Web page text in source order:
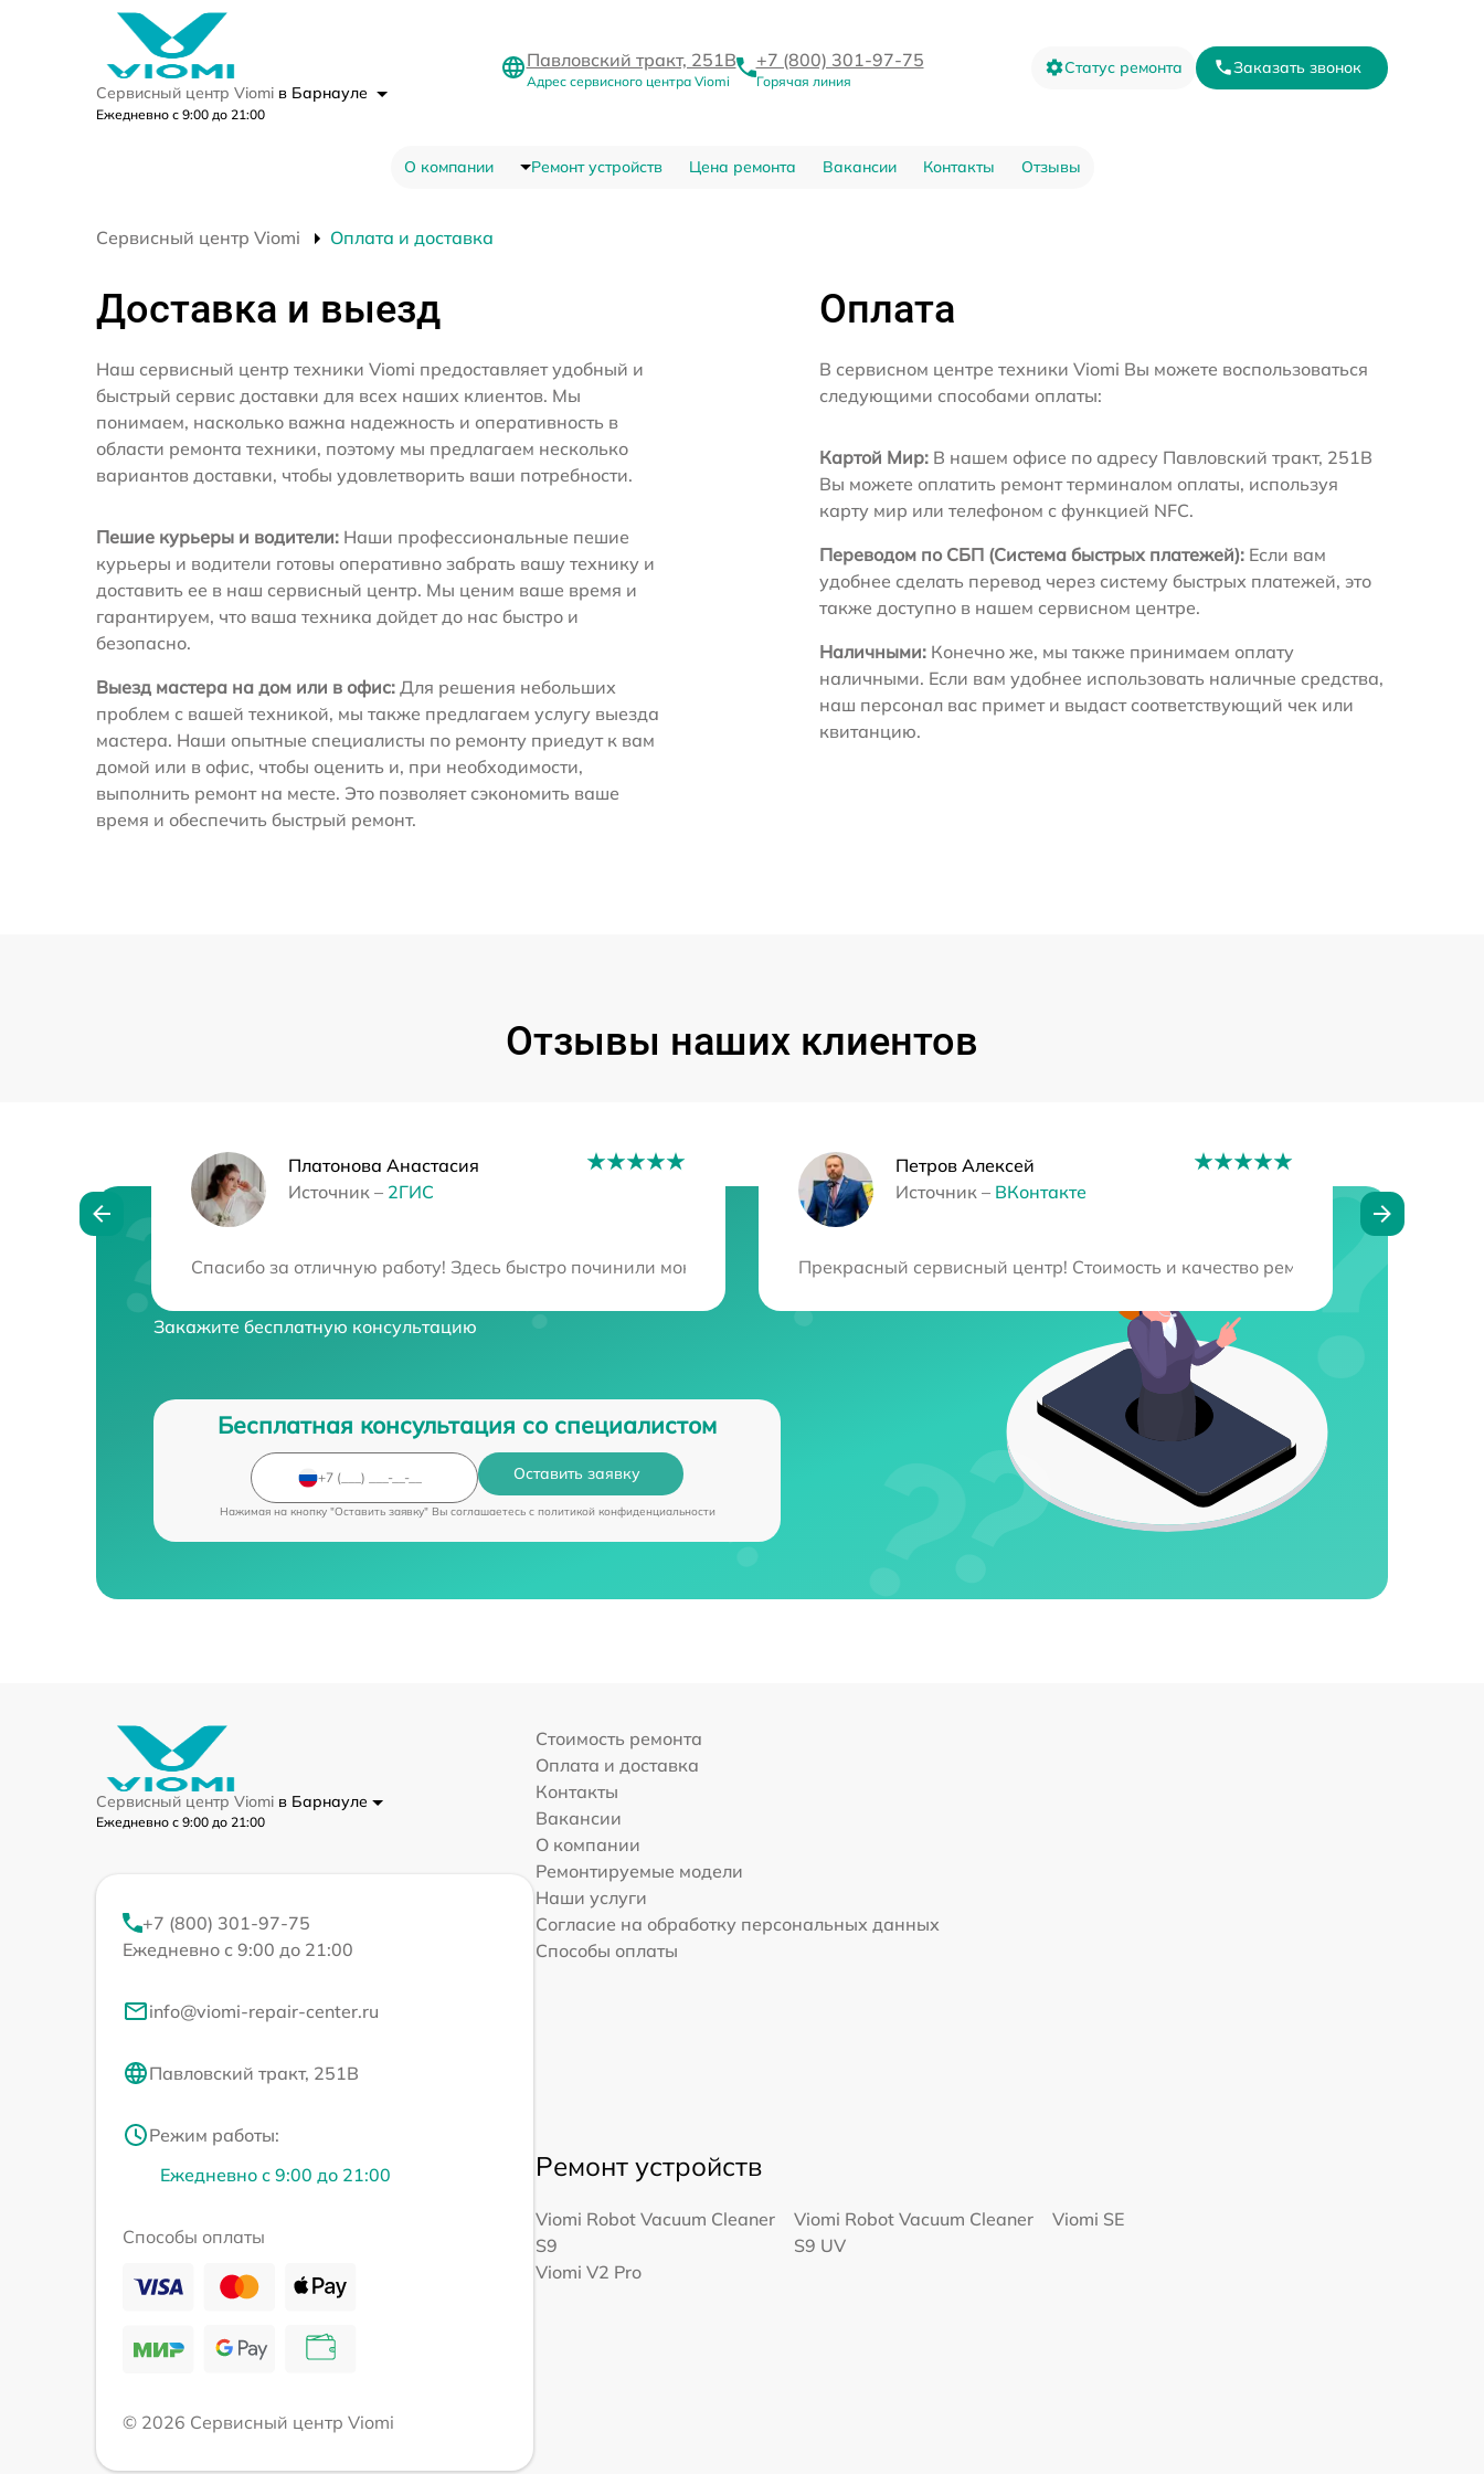
Сервисный центр Viomi в Барнауле
Ежедневно с 9:00 до 21:00
Павловский тракт, 251В
Адрес сервисного центра Viomi
+7 (800) 301-97-75
Горячая линия
Статус ремонта Заказать звонок
О компании Ремонт устройств Цена ремонта Вакансии Контакты Отзывы
Сервисный центр Viomi Оплата и доставка
Доставка и выезд
Наш сервисный центр техники Viomi предоставляет удобный и
быстрый сервис доставки для всех наших клиентов. Мы
понимаем, насколько важна надежность и оперативность в
области ремонта техники, поэтому мы предлагаем несколько
вариантов доставки, чтобы удовлетворить ваши потребности.
Пешие курьеры и водители: Наши профессиональные пешие
курьеры и водители готовы оперативно забрать вашу технику и
доставить ее в наш сервисный центр. Мы ценим ваше время и
гарантируем, что ваша техника дойдет до нас быстро и
безопасно.
Выезд мастера на дом или в офис: Для решения небольших
проблем с вашей техникой, мы также предлагаем услугу выезда
мастера. Наши опытные специалисты по ремонту приедут к вам
домой или в офис, чтобы оценить и, при необходимости,
выполнить ремонт на месте. Это позволяет сэкономить ваше
время и обеспечить быстрый ремонт.
Оплата
В сервисном центре техники Viomi Вы можете воспользоваться
следующими способами оплаты:
Картой Мир: В нашем офисе по адресу Павловский тракт, 251В
Вы можете оплатить ремонт терминалом оплаты, используя
карту мир или телефоном с функцией NFC.
Переводом по СБП (Система быстрых платежей): Если вам
удобнее сделать перевод через систему быстрых платежей, это
также доступно в нашем сервисном центре.
Наличными: Конечно же, мы также принимаем оплату
наличными. Если вам удобнее использовать наличные средства,
наш персонал вас примет и выдаст соответствующий чек или
квитанцию.
Отзывы наших клиентов
Платонова Анастасия
Источник – 2ГИС
Спасибо за отличную работу! Здесь быстро починили мою технику, и теперь она работает как новая! Цены приятные, вполне «по карману»,
Петров Алексей
Источник – ВКонтакте
Прекрасный сервисный центр! Стоимость и качество ремонта меня
Нужна консультация?
Закажите бесплатную консультацию
Бесплатная консультация со специалистом
Оставить заявку
Нажимая на кнопку "Оставить заявку" Вы соглашаетесь c политикой конфиденциальности
Сервисный центр Viomi в Барнауле
Ежедневно с 9:00 до 21:00
+7 (800) 301-97-75
Ежедневно с 9:00 до 21:00
info@viomi-repair-center.ru
Павловский тракт, 251В
Режим работы:
Ежедневно с 9:00 до 21:00
Способы оплаты
© 2026 Сервисный центр Viomi
Стоимость ремонта
Оплата и доставка
Контакты
Вакансии
О компании
Ремонтируемые модели
Наши услуги
Согласие на обработку персональных данных
Способы оплаты
Ремонт устройств
Viomi Robot Vacuum Cleaner
S9
Viomi Robot Vacuum Cleaner
S9 UV
Viomi SE
Viomi V2 Pro